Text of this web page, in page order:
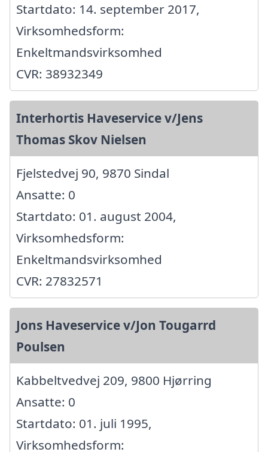
Startdato: 14. september 2017,
Virksomhedsform:
Enkeltmandsvirksomhed
CVR: 38932349
Interhortis Haveservice v/Jens
Thomas Skov Nielsen
Fjelstedvej 90, 9870 Sindal
Ansatte: 0
Startdato: 01. august 2004,
Virksomhedsform:
Enkeltmandsvirksomhed
CVR: 27832571
Jons Haveservice v/Jon Tougarrd
Poulsen
Kabbeltvedvej 209, 9800 Hjørring
Ansatte: 0
Startdato: 01. juli 1995,
Virksomhedsform: